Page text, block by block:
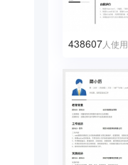
438607人使用